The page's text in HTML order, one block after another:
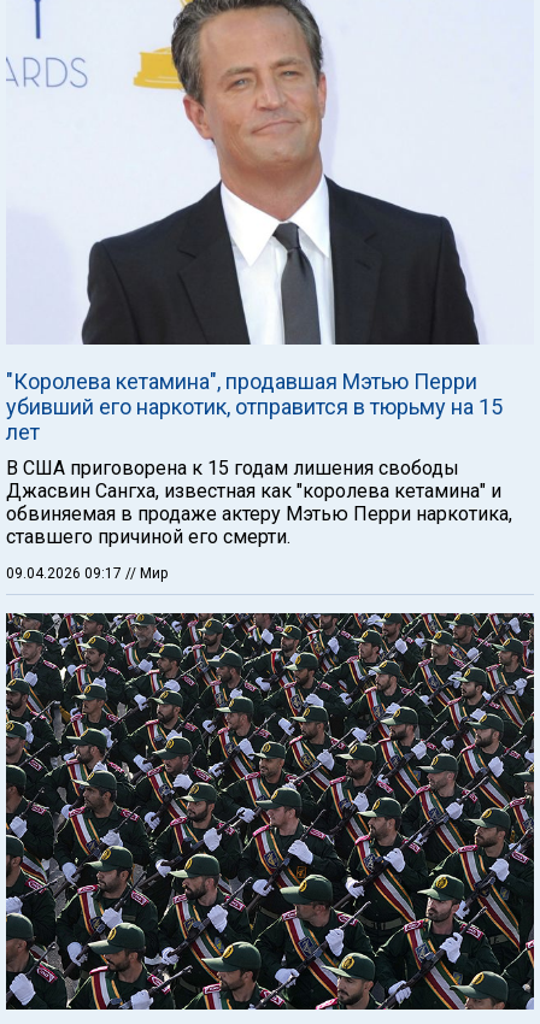
"Королева кетамина", продавшая Мэтью Перри
убивший его наркотик, отправится в тюрьму на 15
лет
В США приговорена к 15 годам лишения свободы
Джасвин Сангха, известная как "королева кетамина" и
обвиняемая в продаже актеру Мэтью Перри наркотика,
ставшего причиной его смерти.
09.04.2026 09:17 // Мир